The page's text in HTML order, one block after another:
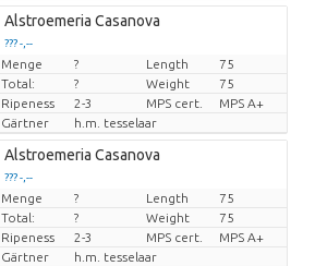
Alstroemeria Casanova
??? -,--
Preis pro Stück
Menge ? Length
75
Total:
? Weight
75
Ripeness
2-3 MPS cert.
MPS A+
Gärtner
h.m. tesselaar
Alstroemeria Casanova
??? -,--
Preis pro Stück
Menge ? Length
75
Total:
? Weight
75
Ripeness
2-3 MPS cert.
MPS A+
Gärtner
h.m. tesselaar